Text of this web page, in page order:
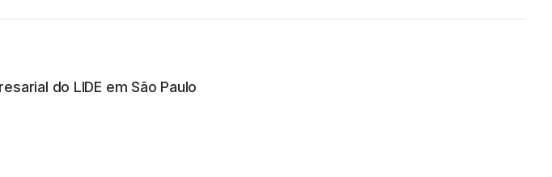
do LIDE em São Paulo